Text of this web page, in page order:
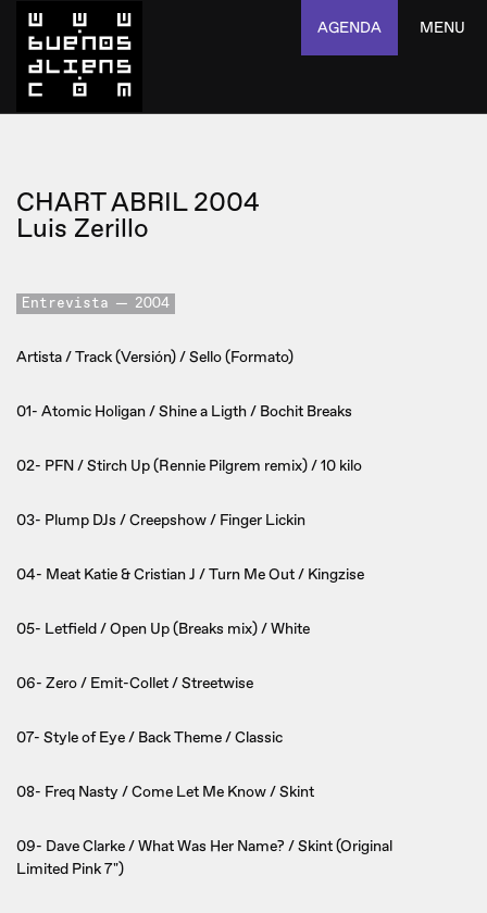
AGENDA MENU
CHART ABRIL 2004
Luis Zerillo
Entrevista 2004
Artista / Track (Versión) / Sello (Formato)
01- Atomic Holigan / Shine a Ligth / Bochit Breaks
02- PFN / Stirch Up (Rennie Pilgrem remix) / 10 kilo
03- Plump DJs / Creepshow / Finger Lickin
04- Meat Katie & Cristian J / Turn Me Out / Kingzise
05- Letfield / Open Up (Breaks mix) / White
06- Zero / Emit-Collet / Streetwise
07- Style of Eye / Back Theme / Classic
08- Freq Nasty / Come Let Me Know / Skint
09- Dave Clarke / What Was Her Name? / Skint (Original
Limited Pink 7")